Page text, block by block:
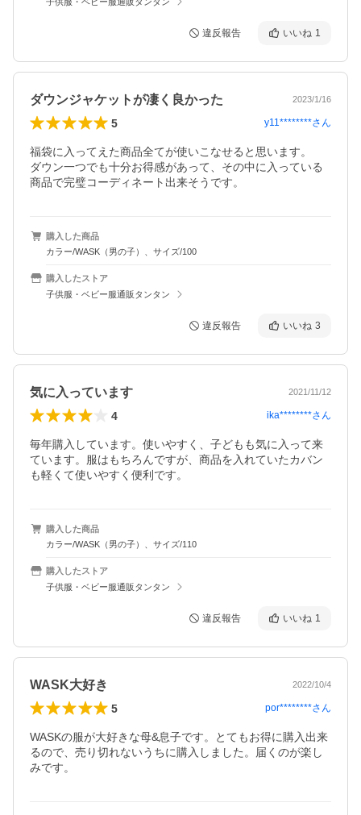
違反報告 いいね 1
ダウンジャケットが凄く良かった 2023/1/16
5 y11********さん
福袋に入ってえた商品全てが使いこなせると思います。
ダウン一つでも十分お得感があって、その中に入っている
商品で完璧コーディネート出来そうです。
購入した商品
カラー/WASK（男の子）、サイズ/100
購入したストア
子供服・ベビー服通販タンタン
違反報告 いいね 3
気に入っています 2021/11/12
4 ika********さん
毎年購入しています。使いやすく、子どもも気に入って来
ています。服はもちろんですが、商品を入れていたカバン
も軽くて使いやすく便利です。
購入した商品
カラー/WASK（男の子）、サイズ/110
購入したストア
子供服・ベビー服通販タンタン
違反報告 いいね 1
WASK大好き 2022/10/4
5 por********さん
WASKの服が大好きな母&息子です。とてもお得に購入出来
るので、売り切れないうちに購入しました。届くのが楽し
みです。